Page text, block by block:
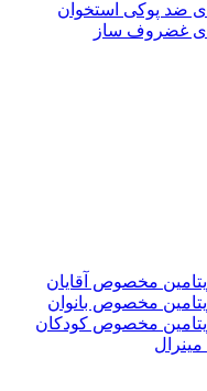
ضد پوکی استخوان
غضروف ساز
مخصوص آقایان
مخصوص بانوان
مخصوص کودکان